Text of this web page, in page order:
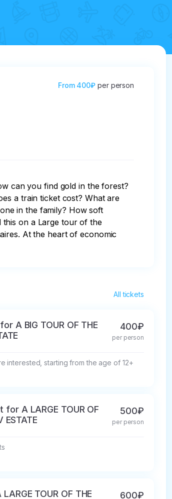
From 400₽ per person
can you find gold in the forest?
a train ticket cost? What are
in the family? How soft
this on a Large tour of the
At the heart of economic
All tickets
A BIG TOUR OF THE
400₽
per person
interested, starting from the age of 12+
A LARGE TOUR OF
ESTATE
500₽
per person
TOUR OF THE
600₽